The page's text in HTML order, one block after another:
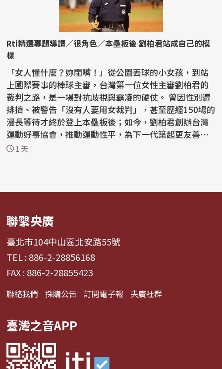
Rti精選專題導讀／很角色／本壘板後 劉柏君站成自己的模
樣
「女人懂什麼？妳閉嘴！」從公園丟球的小女孩，到站
上國際賽事的棒球主審，台灣第一位女性主審劉柏君的
裁判之路，是一場對抗歧視與霸凌的硬仗。 曾因性別遭
排擠、被警告「沒有人要用女裁判」，甚至歷經150場的
漫長等待才終於登上本壘板後；如今，劉柏君創辦台灣
運動好事協會，推動運動性平，為下一代築起更友善的
紅土...
1 天
聯繫央廣
臺北市104中山區北安路55號
TEL : 886-2-28856168
FAX : 886-2-28855423
聯絡我們 採購公告 訂閱電子報 央廣社群
臺灣之音APP